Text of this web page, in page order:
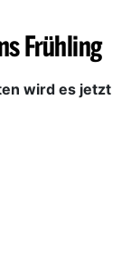
Frühling
wird es jetzt